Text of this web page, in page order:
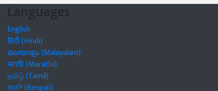
Languages
English
हिंदी (Hindi)
മലയാളം (Malayalam)
मराठी (Marathi)
தமிழ் (Tamil)
বাঙালি (Bengali)